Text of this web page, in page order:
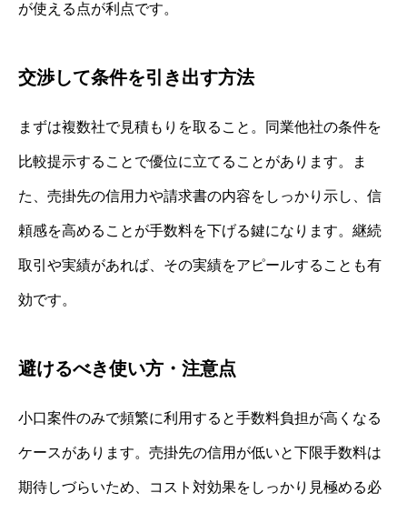
が使える点が利点です。
交渉して条件を引き出す方法
まずは複数社で見積もりを取ること。同業他社の条件を
比較提示することで優位に立てることがあります。ま
た、売掛先の信用力や請求書の内容をしっかり示し、信
頼感を高めることが手数料を下げる鍵になります。継続
取引や実績があれば、その実績をアピールすることも有
効です。
避けるべき使い方・注意点
小口案件のみで頻繁に利用すると手数料負担が高くなる
ケースがあります。売掛先の信用が低いと下限手数料は
期待しづらいため、コスト対効果をしっかり見極める必